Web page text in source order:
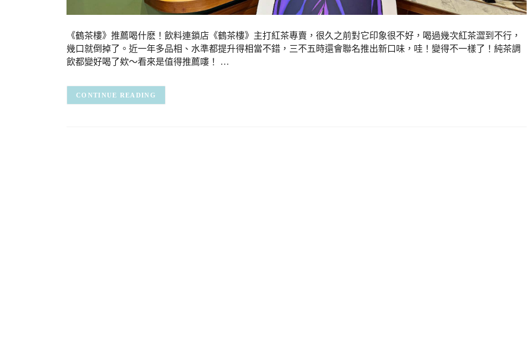
《鶴茶樓》推薦喝什麽！飲料連鎖店《鶴茶樓》主打紅茶專賣，很久之前對它印象很不好，喝過幾次紅茶澀到不行，
幾口就倒掉了。近一年多品相、水準都提升得相當不錯，三不五時還會聯名推出新口味，哇！變得不一樣了！純茶調
飲都變好喝了欸～看來是值得推薦嘍！ …
CONTINUE READING